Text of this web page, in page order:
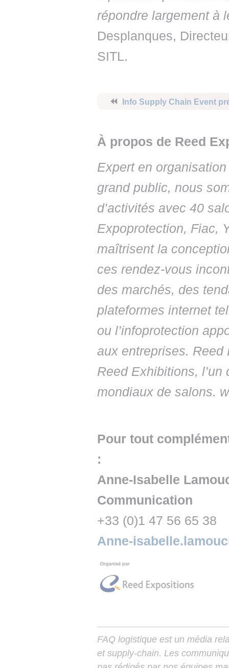
répondre largement à
Desplanques,
SITL.
⏪ Info Supply Chain Event
À propos de Reed
Expert en
grand public, nous
d’activités avec 40
Expoprotection, Fiac,
maîtrisent la
ces rendez-vous
des marchés, des
plateformes internet
ou l’infoprotection
aux entreprises.
Reed Exhibitions,
mondiaux de salons.
Pour tout
:
Anne-Isabelle
Communication
+33 (0)1 47 56 65 38
Anne-
FAQ logistique est un média
et supply-chain. Les